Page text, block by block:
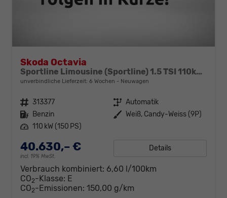
Skoda Octavia
Sportline Limousine (Sportline) 1.5 TSI 110kW (150 PS) 7-Gang DSG
unverbindliche Lieferzeit: 6 Wochen Neuwagen
Fahrzeugnr. 313377 Getriebe Automatik
Kraftstoff Benzin Außenfarbe Weiß, Candy-Weiss (9P)
Leistung 110 kW (150 PS)
40.630,– €
incl. 19% MwSt.
Details
Verbrauch kombiniert: 6,60 l/100km
CO2-Klasse: E
CO2-Emissionen: 150,00 g/km